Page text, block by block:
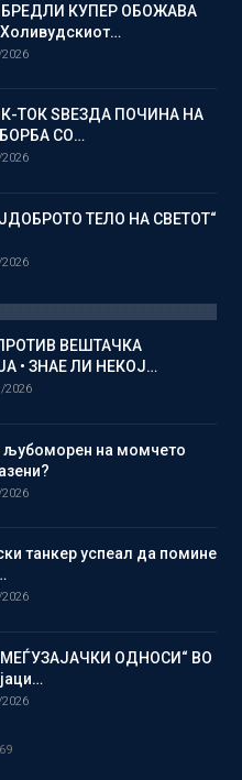
БРЕДЛИ КУПЕР ОБОЖАВА
ТОК ЅВЕЗДА ПОЧИНА НА
СО…
ТЕЛО НА СВЕТОТ“
ВЕШТАЧКА
• ЗНАЕ ЛИ НЕКОЈ…
2026
на момчето
танкер успеал да помине
ОДНОСИ“ ВО